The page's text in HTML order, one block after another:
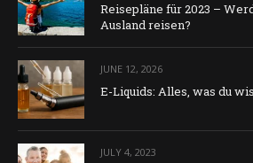
Reisepläne für 2023 –
Ausland reisen?
JUNE 12, 2026
E-Liquids: Alles, was du
JULY 4, 2023